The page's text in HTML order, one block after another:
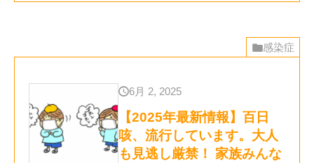
感染症
6月 2, 2025
【2025年最新情報】百日
咳、流行しています。大人
も見逃し厳禁！ 家族みんな